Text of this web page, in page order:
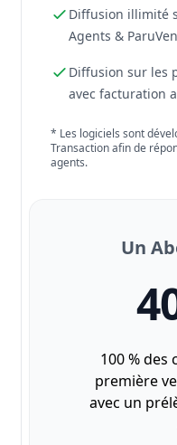
Diffusion illimité
Agents &
Diffusion sur les
avec facturation
* Les logiciels sont
Transaction afin de
agents.
Un
100 % des
première
avec un